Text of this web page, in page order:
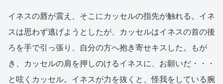
イネスの唇が震え、そこにカッセルの指先が触れる。イネ
スは思わず逃げようとしたが、カッセルはイネスの首の後
ろを手で引っ張り、自分の方へ抱き寄せキスした。もが
き、カッセルの肩を押しのけるイネスに、お願いだ・・・
と呟くカッセル。イネスが力を抜くと、怪我をしている腕